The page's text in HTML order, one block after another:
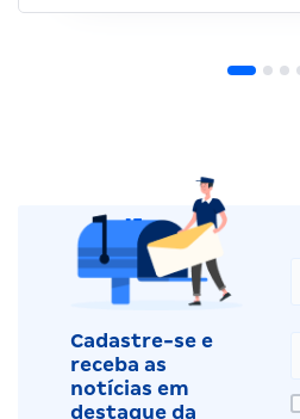
Cadastre-se e
receba as
notícias em
destaque da